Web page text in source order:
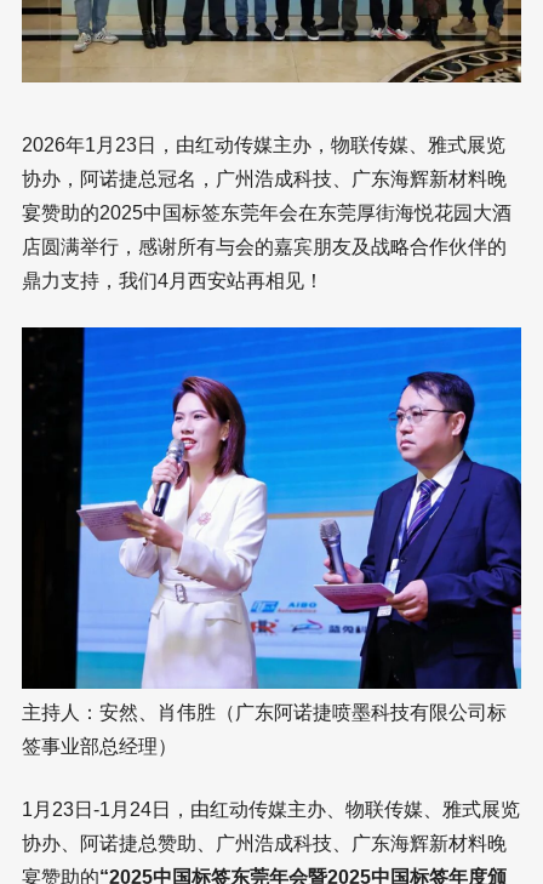
2026年1月23日，由红动传媒主办，物联传媒、雅式展览
协办，阿诺捷总冠名，广州浩成科技、广东海辉新材料晚
宴赞助的2025中国标签东莞年会在东莞厚街海悦花园大酒
店圆满举行，感谢所有与会的嘉宾朋友及战略合作伙伴的
鼎力支持，我们4月西安站再相见！
主持人：安然、肖伟胜（广东阿诺捷喷墨科技有限公司标
签事业部总经理）
1月23日-1月24日，由红动传媒主办、物联传媒、雅式展览
协办、阿诺捷总赞助、广州浩成科技、广东海辉新材料晚
宴赞助的“2025中国标签东莞年会暨2025中国标签年度颁